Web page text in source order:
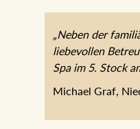
„Neben der
liebevollen
Spa im 5. Stock
Michael Graf,